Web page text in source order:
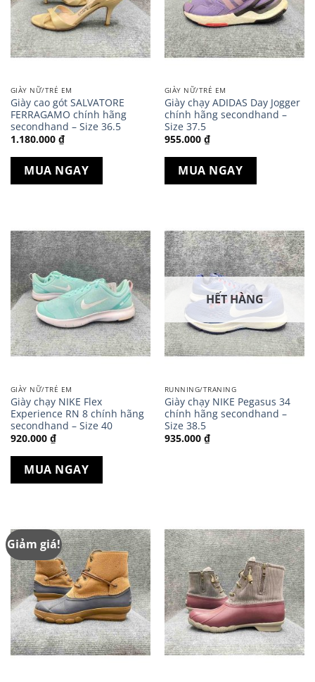
GIÀY NỮ/TRẺ EM
Giày cao gót SALVATORE
FERRAGAMO chính hãng
secondhand – Size 36.5
1.180.000 ₫
MUA NGAY
GIÀY NỮ/TRẺ EM
Giày chạy ADIDAS Day Jogger
chính hãng secondhand –
Size 37.5
955.000 ₫
MUA NGAY
GIÀY NỮ/TRẺ EM
Giày chạy NIKE Flex
Experience RN 8 chính hãng
secondhand – Size 40
920.000 ₫
MUA NGAY
HẾT HÀNG
RUNNING/TRANING
Giày chạy NIKE Pegasus 34
chính hãng secondhand –
Size 38.5
935.000 ₫
Giảm giá!